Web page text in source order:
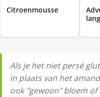
Citroenmousse
Als je het niet persé
in plaats van het
ook "gewoon" bloem of